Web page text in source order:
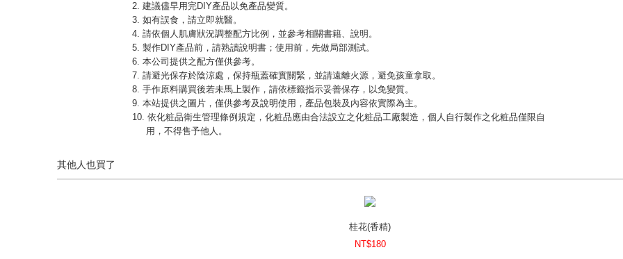
2. 建議儘早用完DIY產品以免產品變質。
3. 如有誤食，請立即就醫。
4. 請依個人肌膚狀況調整配方比例，並參考相關書籍、說明。
5. 製作DIY產品前，請熟讀說明書；使用前，先做局部測試。
6. 本公司提供之配方僅供參考。
7. 請避光保存於陰涼處，保持瓶蓋確實關緊，並請遠離火源，避免孩童拿取。
8. 手作原料購買後若未馬上製作，請依標籤指示妥善保存，以免變質。
9. 本站提供之圖片，僅供參考及說明使用，產品包裝及內容依實際為主。
10. 依化粧品衛生管理條例規定，化粧品應由合法設立之化粧品工廠製造，個人自行製作之化粧品僅限自
用，不得售予他人。
其他人也買了
桂花(香精)
NT$180